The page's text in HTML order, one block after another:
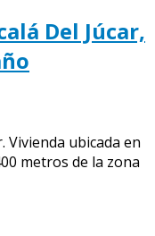
Del Júcar,
Vivienda ubicada en
metros de la zona